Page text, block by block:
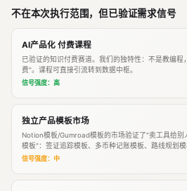
不在本次执行范围，但已验证需求信号
AI产品化 付费课程
已验证的知识付费赛道。我们的独特性：不是教编
费"。课程可直接引流转到数据中枢。
信号强度：高
独立产品模板市场
Notion模板/Gumroad模板的市场验证了"卖工具给
模板"：签证追踪模板、多币种记账模板、路线规划模
信号强度：中